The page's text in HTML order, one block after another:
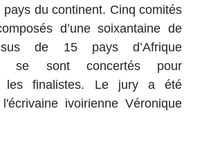
pays du continent. Cinq comités
d’une soixantaine de
de 15 pays d’Afrique
se sont concertés pour
les finalistes. Le jury a été
ivoirienne Véronique